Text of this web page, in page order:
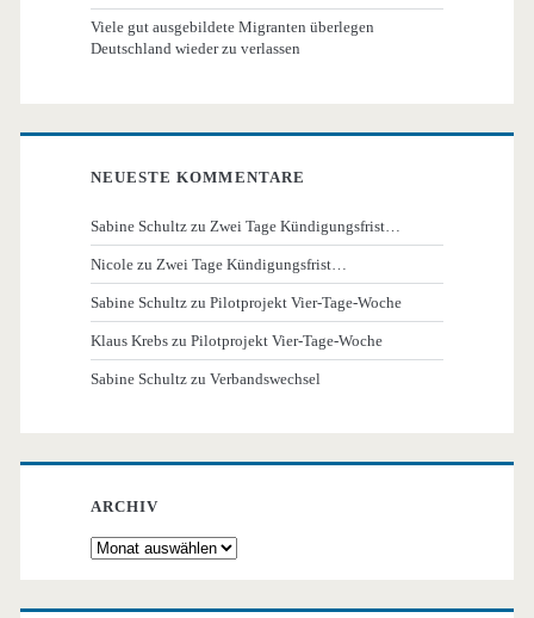
Viele gut ausgebildete Migranten überlegen
Deutschland wieder zu verlassen
NEUESTE KOMMENTARE
Sabine Schultz zu Zwei Tage Kündigungsfrist…
Nicole zu Zwei Tage Kündigungsfrist…
Sabine Schultz zuPilotprojekt Vier-Tage-Woche
Klaus Krebs zuPilotprojekt Vier-Tage-Woche
Sabine Schultz zuVerbandswechsel
ARCHIV
Archiv